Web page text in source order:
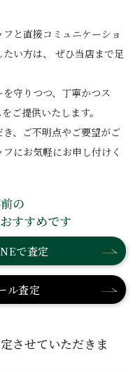
と直接コミュニケーショ
い方は、
ぜひ当店まで足
守りつつ、丁寧かつス
ご提供いたします。
、ご不明点やご要望がご
にお気軽にお申し付けく
の
すすめです
で査定
ル査定
させていただきま